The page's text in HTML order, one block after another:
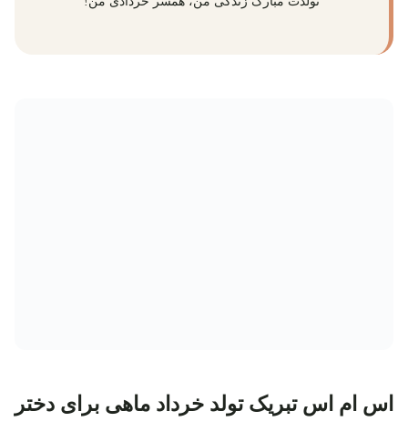
اس ام اس تبریک تولد خرداد ماهی برای دختر